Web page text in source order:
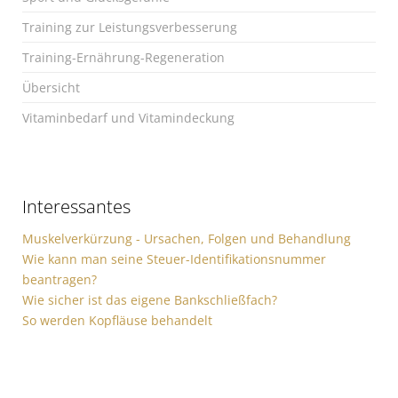
Training zur Leistungsverbesserung
Training-Ernährung-Regeneration
Übersicht
Vitaminbedarf und Vitamindeckung
Interessantes
Muskelverkürzung - Ursachen, Folgen und Behandlung
Wie kann man seine Steuer-Identifikationsnummer
beantragen?
Wie sicher ist das eigene Bankschließfach?
So werden Kopfläuse behandelt